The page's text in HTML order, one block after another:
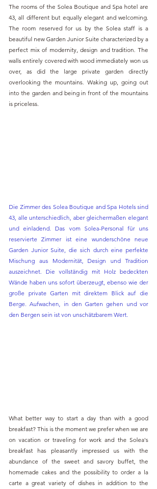
The rooms of the Solea Boutique and Spa hotel are
43, all different but equally elegant and welcoming.
The room reserved for us by the Solea staff is a
beautiful new Garden Junior Suite characterized by a
perfect mix of modernity, design and tradition. The
walls entirely covered with wood immediately won us
over, as did the large private garden directly
overlooking the mountains. Waking up, going out
into the garden and being in front of the mountains
is priceless.
Die Zimmer des Solea Boutique and Spa Hotels sind
43, alle unterschiedlich, aber gleichermaßen elegant
und einladend. Das vom Solea-Personal für uns
reservierte Zimmer ist eine wunderschöne neue
Garden Junior Suite, die sich durch eine perfekte
Mischung aus Modernität, Design und Tradition
auszeichnet. Die vollständig mit Holz bedeckten
Wände haben uns sofort überzeugt, ebenso wie der
große private Garten mit direktem Blick auf die
Berge. Aufwachen, in den Garten gehen und vor
den Bergen sein ist von unschätzbarem Wert.
What better way to start a day than with a good
breakfast? This is the moment we prefer when we are
on vacation or traveling for work and the Solea's
breakfast has pleasantly impressed us with the
abundance of the sweet and savory buffet, the
homemade cakes and the possibility to order a la
carte a great variety of dishes in addition to the